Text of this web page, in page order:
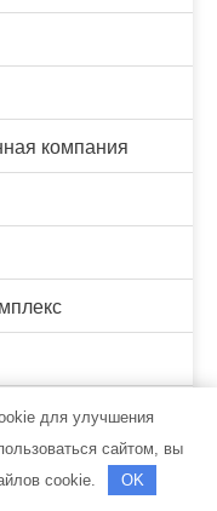
компания
для улучшения
сайтом, вы
cookie.
OK